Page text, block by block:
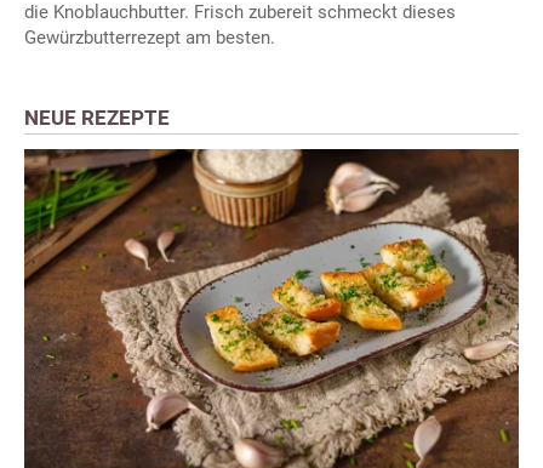
die Knoblauchbutter. Frisch zubereit schmeckt dieses
Gewürzbutterrezept am besten.
NEUE REZEPTE